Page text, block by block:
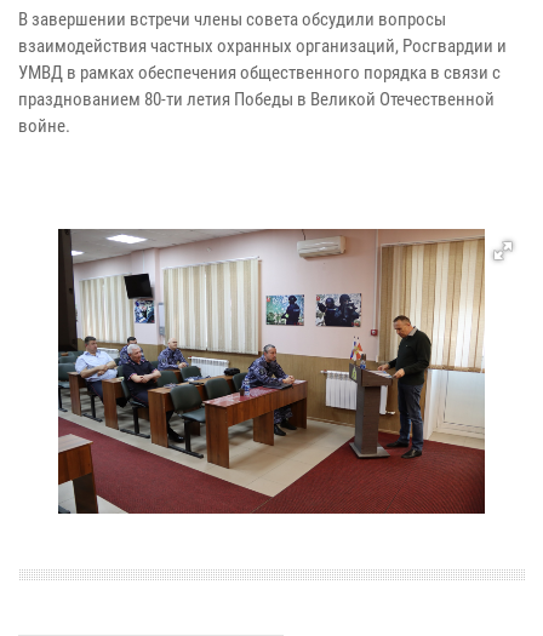
В завершении встречи члены совета обсудили вопросы
взаимодействия частных охранных организаций, Росгвардии и
УМВД в рамках обеспечения общественного порядка в связи с
празднованием 80-ти летия Победы в Великой Отечественной
войне.